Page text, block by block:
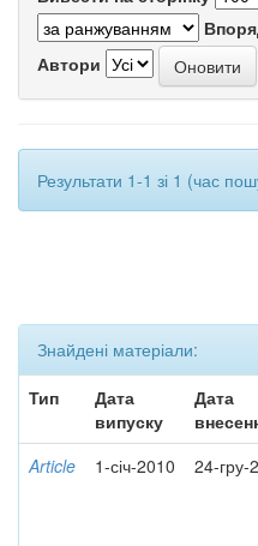
Автори
Результати 1-1 зі 1 (час
Знайдені матеріали:
Тип
Дата
випуску
Дата
Article 1-січ-2010 24-гру-